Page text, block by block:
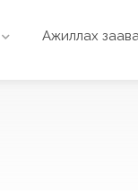
Ажиллах